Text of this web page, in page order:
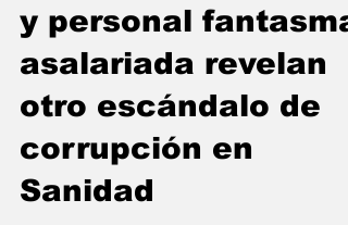
Casos de nepotismo
y personal fantasma
asalariada revelan
otro escándalo de
corrupción en